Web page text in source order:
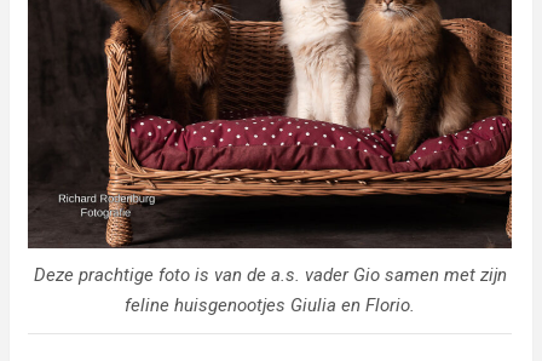
Deze prachtige foto is van de a.s. vader Gio samen met zijn
feline huisgenootjes Giulia en Florio.